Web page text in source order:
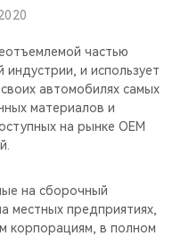
частью
и использует
автомобилях самых
материалов и
на рынке OEM
на сборочный
местных предприятиях,
корпорациям, в полном